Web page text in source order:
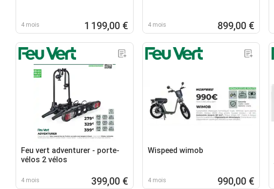
4 mois 1 199,00 € 4 mois 899,00 €
Feu vert adventurer - porte-
vélos 2 vélos
4 mois 399,00 €
Wispeed wimob
4 mois 990,00 €